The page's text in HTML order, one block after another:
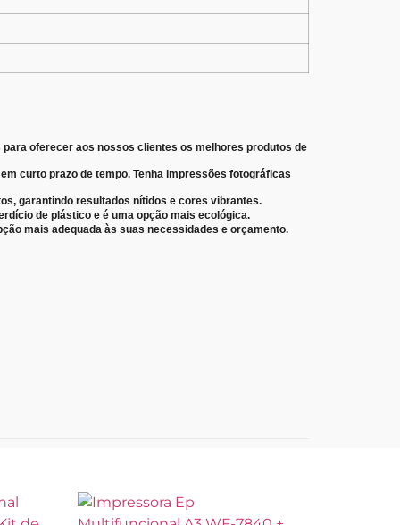
oferecer aos nossos clientes os melhores produtos de
curto prazo de tempo. Tenha impressões fotográficas
garantindo resultados nítidos e cores vibrantes.
de plástico e é uma opção mais ecológica.
mais adequada às suas necessidades e orçamento.